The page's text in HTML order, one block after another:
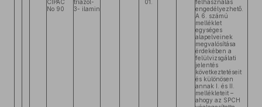
CIPAC
No 90
triazol-
3- ilamin
01.
felhasználás
engedélyezhető.
A 6. számú
melléklet
egységes
alapelveinek
megvalósítása
érdekében a
felülvizsgálati
jelentés
következtetéseit
és különösen
annak I. és II.
mellékleteit –
ahogy az SPCH